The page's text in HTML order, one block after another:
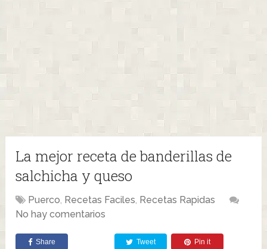
La mejor receta de banderillas de
salchicha y queso
Puerco, Recetas Faciles, Recetas Rapidas
No hay comentarios
Share Tweet Pin it